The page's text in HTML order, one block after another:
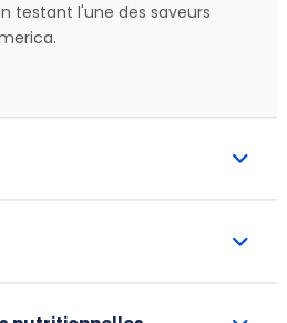
testant l'une des saveurs